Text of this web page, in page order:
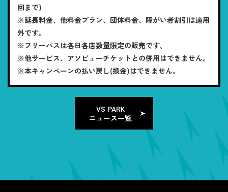
回まで)
※延長料金、他料金プラン、団体料金、障がい者割引は適用
外です。
※フリーパスは各日各店数量限定の販売です。
※他サービス、アソビューチケットとの併用はできません。
※本キャンペーンの払い戻し(換金)はできません。
VS PARK
ニュース一覧